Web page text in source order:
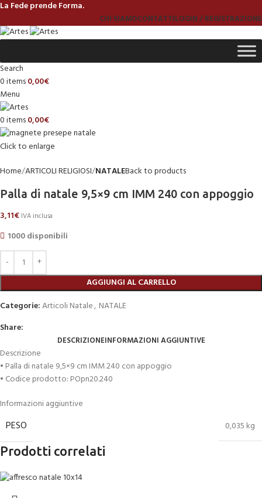
La Fede prende Forma.
CHI SIAMOCONTATTILOGIN / REGISTRAZIONE
Search
0items0,00€
Menu
0items0,00€
Click to enlarge
Home ARTICOLI RELIGIOSI NATALEBack to products
Palla di natale 9,5×9 cm IMM 240 con appoggio
3,11€ IVA inclusa
1000 disponibili
AGGIUNGI AL CARRELLO
Categorie:Articoli Natale, NATALE
Share:
DESCRIZIONEINFORMAZIONI AGGIUNTIVE
Descrizione
• Palla di natale 9,5×9 cm IMM 240 con appoggio
• Codice prodotto: POpn20.240
Informazioni aggiuntive
PESO 0,035 kg
Prodotti correlati